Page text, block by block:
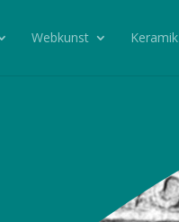
Webkunst Keramik